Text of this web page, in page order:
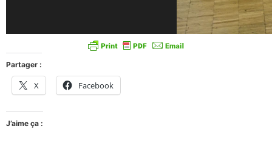
Partager :
X Facebook
J’aime ça :